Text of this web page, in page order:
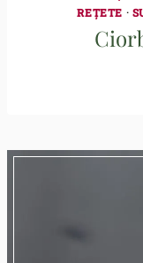
REȚETE ·